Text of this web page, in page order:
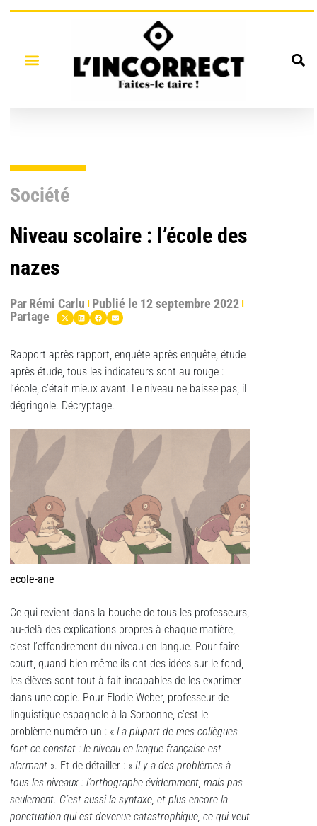
Société
Niveau scolaire : l’école des
nazes
ParRémi Carlu Publié le 12 septembre 2022
Partage
Rapport après rapport, enquête après enquête, étude
après étude, tous les indicateurs sont au rouge :
l’école, c’était mieux avant. Le niveau ne baisse pas, il
dégringole. Décryptage.
ecole-ane
Ce qui revient dans la bouche de tous les professeurs,
au-delà des explications propres à chaque matière,
c’est l’effondrement du niveau en langue. Pour faire
court, quand bien même ils ont des idées sur le fond,
les élèves sont tout à fait incapables de les exprimer
dans une copie. Pour Élodie Weber, professeur de
linguistique espagnole à la Sorbonne, c’est le
problème numéro un : « La plupart de mes collègues
font ce constat : le niveau en langue française est
alarmant ». Et de détailler : « Il y a des problèmes à
tous les niveaux : l’orthographe évidemment, mais pas
seulement. C’est aussi la syntaxe, et plus encore la
ponctuation qui est devenue catastrophique, ce qui veut